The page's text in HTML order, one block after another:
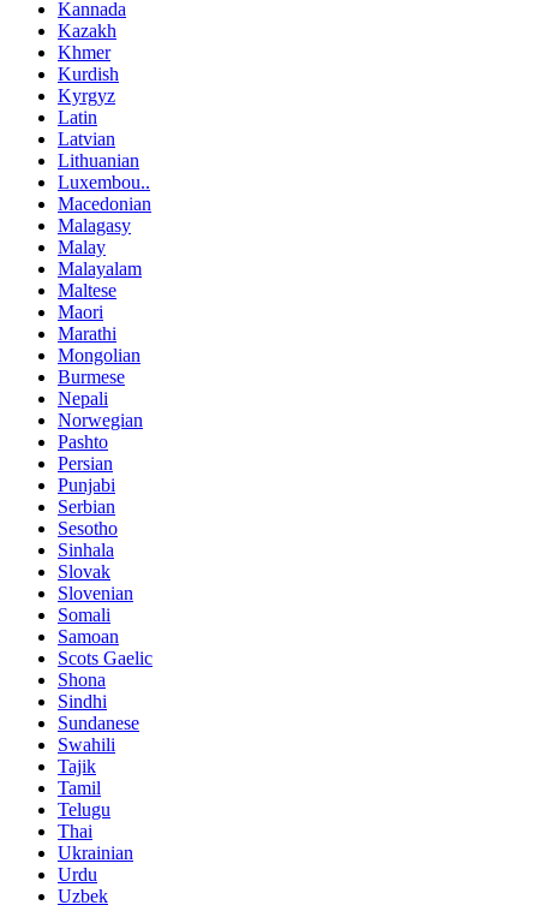
Kannada
Kazakh
Khmer
Kurdish
Kyrgyz
Latin
Latvian
Lithuanian
Luxembou..
Macedonian
Malagasy
Malay
Malayalam
Maltese
Maori
Marathi
Mongolian
Burmese
Nepali
Norwegian
Pashto
Persian
Punjabi
Serbian
Sesotho
Sinhala
Slovak
Slovenian
Somali
Samoan
Scots Gaelic
Shona
Sindhi
Sundanese
Swahili
Tajik
Tamil
Telugu
Thai
Ukrainian
Urdu
Uzbek